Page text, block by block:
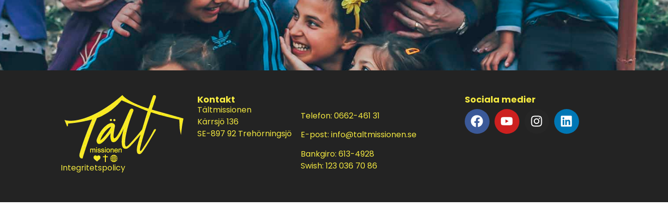
Integritetspolicy
Kontakt
Tältmissionen
Kärrsjö 136
SE-897 92 Trehörningsjö
Telefon: 0662-461 31
E-post: info@taltmissionen.se
Bankgiro: 613-4928
Swish: 123 036 70 86
Sociala medier